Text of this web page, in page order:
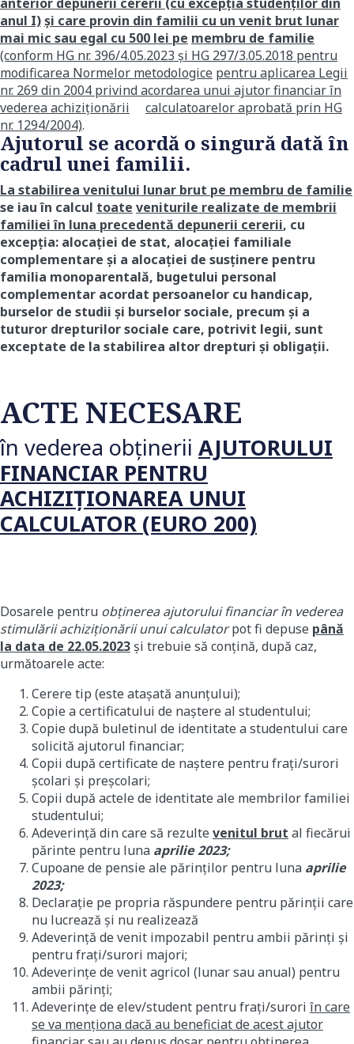
anul I)şi care provin din familii cu un venit brut lunar
mai mic sau egal cu 500 lei pe membru de familie
(conform HG nr. 396/4.05.2023 și HG 297/3.05.2018 pentru
modificarea Normelor metodologice pentru aplicarea Legii
nr. 269 din 2004 privind acordarea unui ajutor financiar în
vederea achiziționării
calculatoarelor aprobată prin HG
nr. 1294/2004).
Ajutorul se acordă o singură dată în
cadrul unei familii.
La stabilirea venitului lunar brut pe membru de familie
se iau în calcul toate veniturile realizate de membrii
familiei în luna precedentă depunerii cererii, cu
excepţia: alocaţiei de stat, alocației familiale
complementare şi a alocației de susţinere pentru
familia monoparentală, bugetului personal
complementar acordat persoanelor cu handicap,
burselor de studii şi burselor sociale, precum şi a
tuturor drepturilor sociale care, potrivit legii, sunt
exceptate de la stabilirea altor drepturi şi obligaţii.
ACTE NECESARE
în vederea obţinerii AJUTORULUI
FINANCIAR PENTRU
ACHIZIŢIONAREA UNUI
CALCULATOR (EURO 200)
Dosarele pentru obţinerea ajutorului financiar în vederea
stimulării achiziţionării unui calculatorpot fi depuse până
la data de 22.05.2023şi trebuie să conţină, după caz,
următoarele acte:
Cerere tip (este atașată anunțului);
Copie a certificatului de naştere al studentului;
Copie după buletinul de identitate a studentului care
solicită ajutorul financiar;
Copii după certificate de naştere pentru fraţi/surori
şcolari şi preşcolari;
Copii după actele de identitate ale membrilor familiei
studentului;
Adeverinţă din care să rezultevenitul brut al fiecărui
părinte pentru luna aprilie 2023;
Cupoane de pensie ale părinţilor pentru luna aprilie
2023;
Declaraţie pe propria răspundere pentru părinţii care
nu lucrează şi nu realizează
Adeverinţă de venit impozabil pentru ambii părinţi şi
pentru fraţi/surori majori;
Adeverinţe de venit agricol (lunar sau anual) pentru
ambii părinţi;
Adeverinţe de elev/student pentru fraţi/surori în care
se va menţiona dacă au beneficiat de acest ajutor